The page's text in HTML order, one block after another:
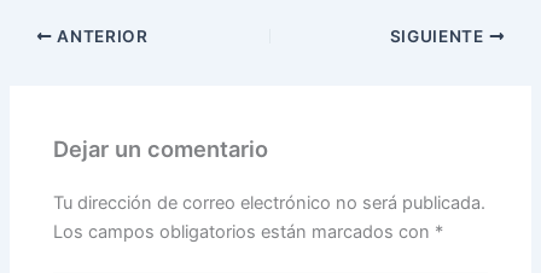
ANTERIOR SIGUIENTE
Dejar un comentario
Tu dirección de correo electrónico no será publicada.
Los campos obligatorios están marcados con *